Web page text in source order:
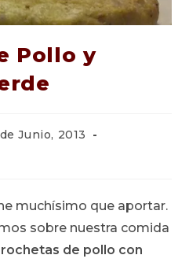
Pollo y
Junio, 2013
muchísimo que aportar.
sobre nuestra comida
de pollo con